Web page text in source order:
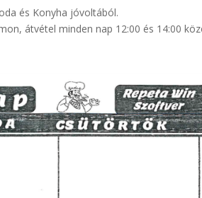
és Konyha jóvoltából.
átvétel minden nap 12:00 és 14:00